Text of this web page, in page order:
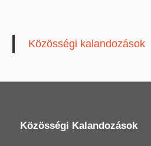
Közösségi kalandozások
Közösségi Kalandozások